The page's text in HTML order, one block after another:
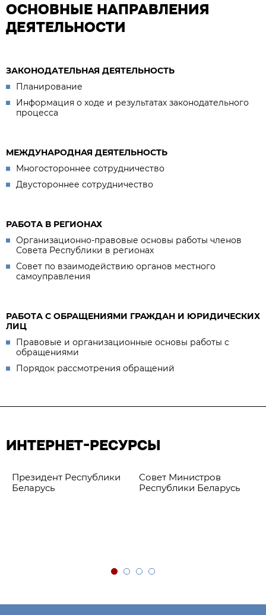
ОСНОВНЫЕ НАПРАВЛЕНИЯ
ДЕЯТЕЛЬНОСТИ
ЗАКОНОДАТЕЛЬНАЯ ДЕЯТЕЛЬНОСТЬ
Планирование
Информация о ходе и результатах законодательного
процесса
МЕЖДУНАРОДНАЯ ДЕЯТЕЛЬНОСТЬ
Многостороннее сотрудничество
Двустороннее сотрудничество
РАБОТА В РЕГИОНАХ
Организационно-правовые основы работы членов
Совета Республики в регионах
Совет по взаимодействию органов местного
самоуправления
РАБОТА С ОБРАЩЕНИЯМИ ГРАЖДАН И ЮРИДИЧЕСКИХ
ЛИЦ
Правовые и организационные основы работы с
обращениями
Порядок рассмотрения обращений
ИНТЕРНЕТ-РЕСУРСЫ
Президент Республики
Беларусь
Совет Министров
Республики Беларусь